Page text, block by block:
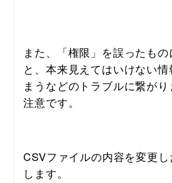
また、「権限」を誤ったもの
と、本来見えてはいけない
まうなどのトラブルに繋が
注意です。
CSVファイルの内容を変更
します。